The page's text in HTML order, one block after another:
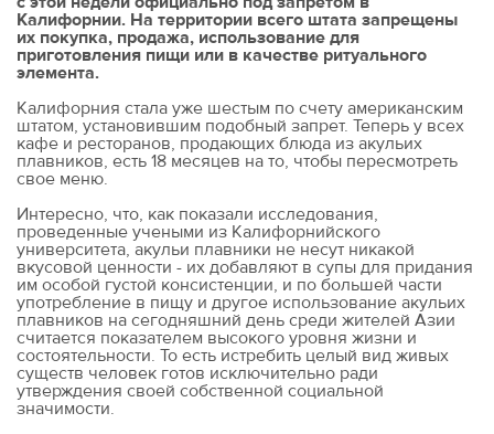
Калифорнии. На территории всего штата запрещены
их покупка, продажа, использование для
приготовления пищи или в качестве ритуального
элемента.
Калифорния стала уже шестым по счету американским
штатом, установившим подобный запрет. Теперь у всех
кафе и ресторанов, продающих блюда из акульих
плавников, есть 18 месяцев на то, чтобы пересмотреть
свое меню.
Интересно, что, как показали исследования,
проведенные учеными из Калифорнийского
университета, акульи плавники не несут никакой
вкусовой ценности - их добавляют в супы для придания
им особой густой консистенции, и по большей части
употребление в пищу и другое использование акульих
плавников на сегодняшний день среди жителей Азии
считается показателем высокого уровня жизни и
состоятельности. То есть истребить целый вид живых
существ человек готов исключительно ради
утверждения своей собственной социальной
значимости.